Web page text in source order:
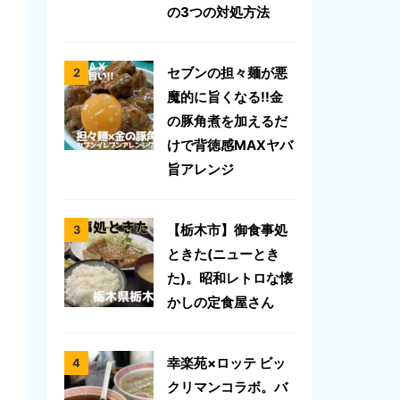
の3つの対処方法
セブンの担々麺が悪
魔的に旨くなる!!金
の豚角煮を加えるだ
けで背徳感MAXヤバ
旨アレンジ
【栃木市】御食事処
ときた(ニューとき
た)。昭和レトロな懐
かしの定食屋さん
幸楽苑×ロッテ ビッ
クリマンコラボ。バ